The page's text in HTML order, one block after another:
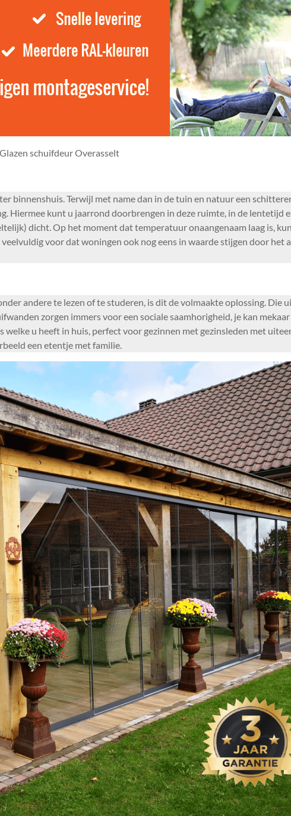
Glazen schuifdeur Overasselt
binnenshuis. Terwijl met name dan in de tuin en natuur een
Hiermee kunt u jaarrond doorbrengen in deze ruimte, in de lentetijd
dicht. Op het moment dat temperatuur onaangenaam laag is,
voor dat woningen ook nog eens in waarde stijgen door het
andere te lezen of te studeren, is dit de volmaakte oplossing. Die
zorgen immers voor een sociale saamhorigheid, je kan
u heeft in huis, perfect voor gezinnen met gezinsleden met
een etentje met familie.